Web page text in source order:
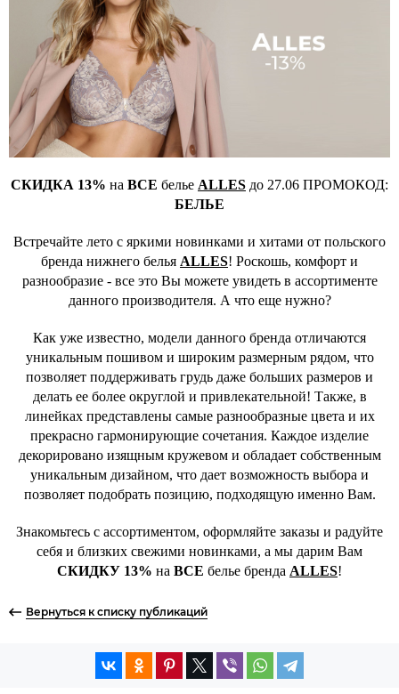
СКИДКА 13% на ВСЕ белье ALLES до 27.06 ПРОМОКОД:
БЕЛЬЕ
Встречайте лето с яркими новинками и хитами от польского
бренда нижнего белья ALLES! Роскошь, комфорт и
разнообразие - все это Вы можете увидеть в ассортименте
данного производителя. А что еще нужно?
Как уже известно, модели данного бренда отличаются
уникальным пошивом и широким размерным рядом, что
позволяет поддерживать грудь даже больших размеров и
делать ее более округлой и привлекательной! Также, в
линейках представлены самые разнообразные цвета и их
прекрасно гармонирующие сочетания. Каждое изделие
декорировано изящным кружевом и обладает собственным
уникальным дизайном, что дает возможность выбора и
позволяет подобрать позицию, подходящую именно Вам.
Знакомьтесь с ассортиментом, оформляйте заказы и радуйте
себя и близких свежими новинками, а мы дарим Вам
СКИДКУ 13% на ВСЕ белье бренда ALLES!
Вернуться к списку публикаций